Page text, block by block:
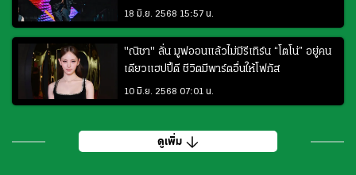
18 มิ.ย. 2568 15:57 น.
"ณิชา" ลั่น มูฟออนแล้วไม่มีรีเทิร์น “โตโน่” อยู่คน
เดียวแฮปปี้ดี ชีวิตมีพาร์ตอื่นให้โฟกัส
10 มิ.ย. 2568 07:01 น.
ดูเพิ่ม